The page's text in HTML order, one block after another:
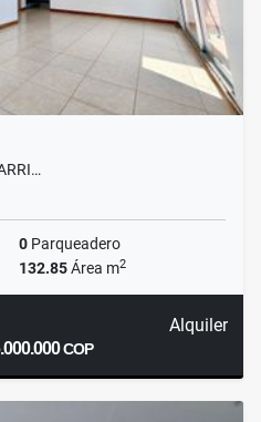
0 Parqueadero
132.85Área m2
Alquiler
COP